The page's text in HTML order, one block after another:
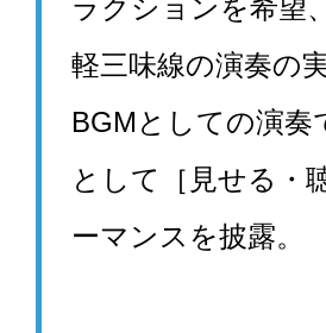
ラクションを希望
軽三味線の演奏の
BGMとしての演
として［見せる・
ーマンスを披露。